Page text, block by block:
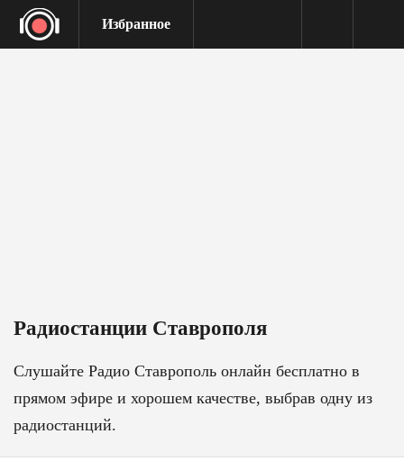
Избранное
Радиостанции Ставрополя
Слушайте Радио Ставрополь онлайн бесплатно в
прямом эфире и хорошем качестве, выбрав одну из
радиостанций.